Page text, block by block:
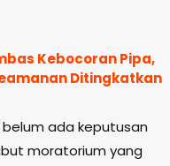
Kebocoran Pipa,
Ditingkatkan
ada keputusan
moratorium yang